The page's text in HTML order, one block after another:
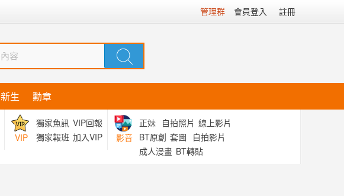
管理群 會員登入 註冊
新生 勳章
VIP
獨家魚訊 VIP回報
獨家報班 加入VIP 影音
正妹 自拍照片 線上影片
BT原創 套圖
自拍影片
成人漫畫 BT轉貼